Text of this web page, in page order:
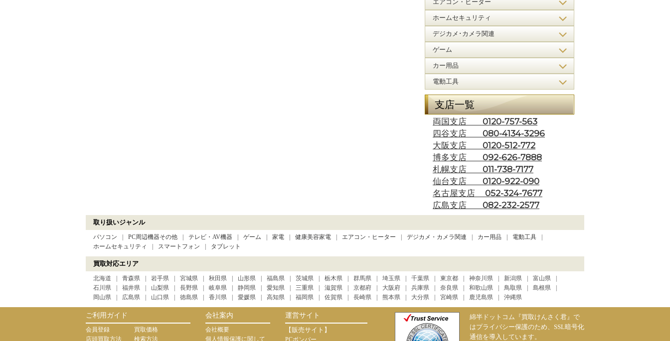
エアコン・ヒーター
ホームセキュリティ
デジカメ･カメラ関連
ゲーム
カー用品
電動工具
支店一覧
両国支店 0120-757-563
四谷支店 080-4134-3296
大阪支店 0120-512-772
博多支店 092-626-7888
札幌支店 011-738-7177
仙台支店 0120-922-090
名古屋支店 052-324-7677
広島支店 082-232-2577
取り扱いジャンル
パソコン PC周辺機器その他 テレビ・AV機器 ゲーム 家電 健康美容家電 エアコン・ヒーター デジカメ・カメラ関連 カー用品
電動工具
ホームセキュリティ
スマートフォン タブレット
買取対応エリア
北海道 青森県 岩手県 宮城県 秋田県 山形県 福島県 茨城県 栃木県 群馬県 埼玉県 千葉県 東京都 神奈川県 新潟県
富山県
石川県
福井県 山梨県 長野県 岐阜県 静岡県 愛知県 三重県 滋賀県 京都府 大阪府 兵庫県 奈良県 和歌山県 鳥取県
島根県
岡山県
広島県 山口県 徳島県 香川県 愛媛県 高知県 福岡県 佐賀県 長崎県 熊本県 大分県 宮崎県 鹿児島県 沖縄県
ご利用ガイド
会員登録
店頭買取方法
買取価格
検索方法
会社案内
会社概要
個人情報保護に関して
運営サイト
【販売サイト】
PCボンバー
綿半ドットコム『買取けんさく君』で
はプライバシー保護のため、SSL暗号化
通信を導入しています。